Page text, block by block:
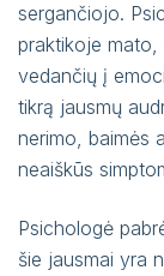
sergančiojo.
praktikoje mato,
vedančių į
tikrą jausmų
nerimo, baimės
neaiškūs
Psichologė
šie jausmai yra